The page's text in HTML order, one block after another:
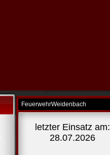
FeuerwehrWeidenbach
letzter Einsatz am:
28.07.2026